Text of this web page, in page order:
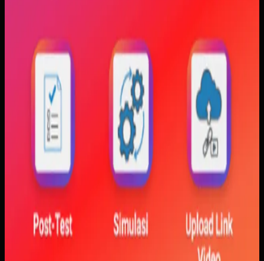
visualisasi gerak, dan grafik yang berubah langsung saat
variabel diubah. Dengan begitu, mahasiswa bisa melihat
hubungan antara teori dan simulasi secara lebih konkret.
Baca studi kasus lengkap